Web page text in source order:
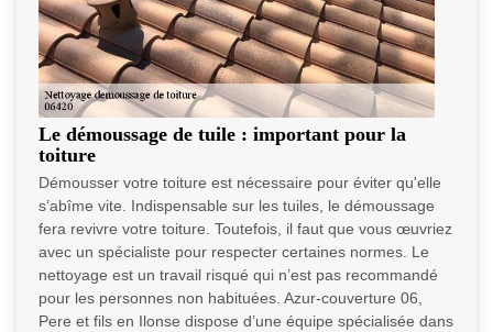
Le démoussage de tuile : important pour la
toiture
Démousser votre toiture est nécessaire pour éviter qu'elle
s’abîme vite. Indispensable sur les tuiles, le démoussage
fera revivre votre toiture. Toutefois, il faut que vous œuvriez
avec un spécialiste pour respecter certaines normes. Le
nettoyage est un travail risqué qui n’est pas recommandé
pour les personnes non habituées. Azur-couverture 06,
Pere et fils en Ilonse dispose d’une équipe spécialisée dans